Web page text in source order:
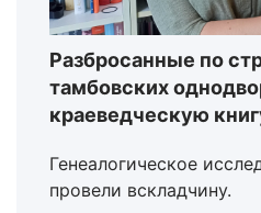
Разбросанные по
тамбовских
краеведческую
Генеалогическое
провели вскладчину.